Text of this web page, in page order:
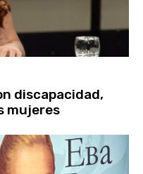
discapacidad,
mujeres